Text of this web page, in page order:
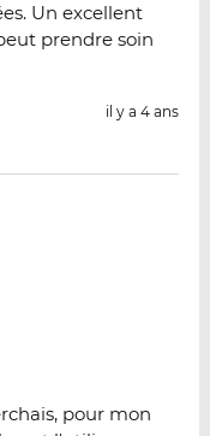
Un excellent
prendre soin
il y a 4 ans
pour mon